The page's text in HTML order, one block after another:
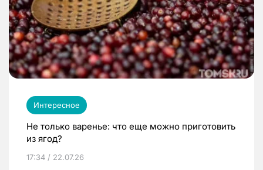
Интересное
Не только варенье: что еще можно приготовить
из ягод?
17:34 / 22.07.26